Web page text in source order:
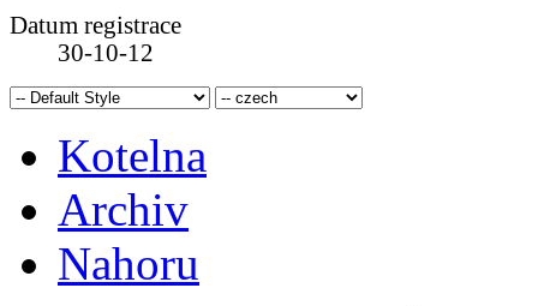
Datum registrace
30-10-12
Kotelna
Archiv
Nahoru